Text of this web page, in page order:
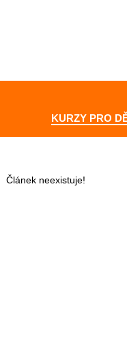
KURZY PRO
Článek neexistuje!